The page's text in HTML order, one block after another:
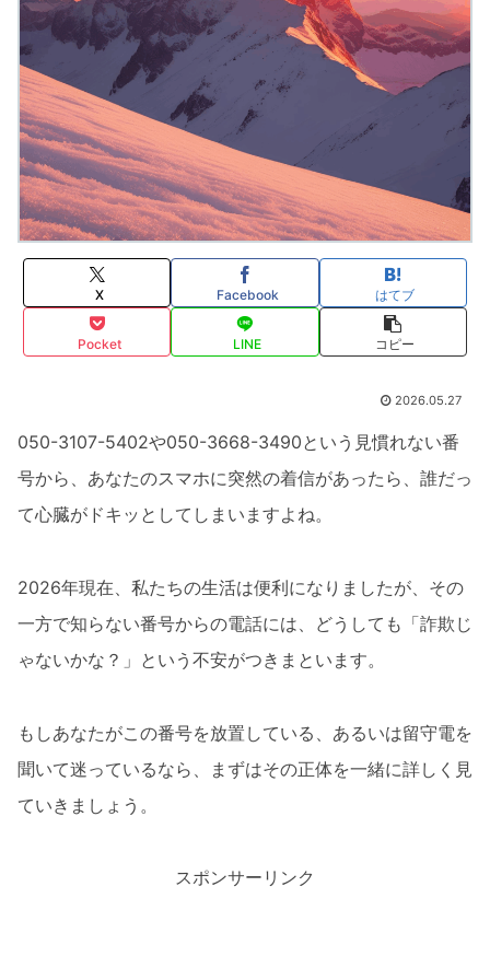
X Facebook はてブ
Pocket LINE コピー
2026.05.27
050-3107-5402や050-3668-3490という見慣れない番
号から、あなたのスマホに突然の着信があったら、誰だっ
て心臓がドキッとしてしまいますよね。
2026年現在、私たちの生活は便利になりましたが、その
一方で知らない番号からの電話には、どうしても「詐欺じ
ゃないかな？」という不安がつきまといます。
もしあなたがこの番号を放置している、あるいは留守電を
聞いて迷っているなら、まずはその正体を一緒に詳しく見
ていきましょう。
スポンサーリンク